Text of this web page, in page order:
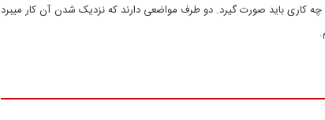
کاری باید صورت گیرد. دو طرف مواضعی دارند که نزدیک شدن آن کار میبرد